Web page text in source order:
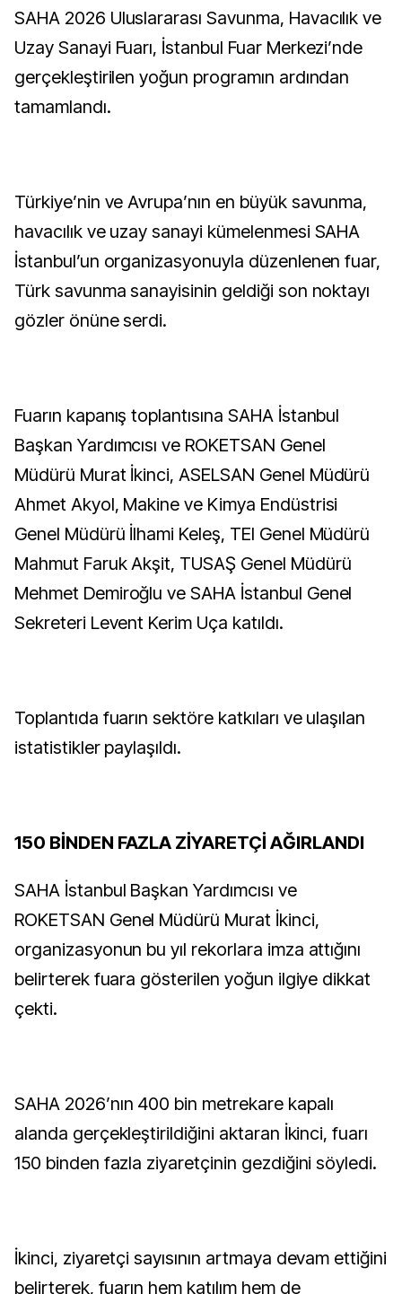
SAHA 2026 Uluslararası Savunma, Havacılık ve
Uzay Sanayi Fuarı, İstanbul Fuar Merkezi’nde
gerçekleştirilen yoğun programın ardından
tamamlandı.
Türkiye’nin ve Avrupa’nın en büyük savunma,
havacılık ve uzay sanayi kümelenmesi SAHA
İstanbul’un organizasyonuyla düzenlenen fuar,
Türk savunma sanayisinin geldiği son noktayı
gözler önüne serdi.
Fuarın kapanış toplantısına SAHA İstanbul
Başkan Yardımcısı ve ROKETSAN Genel
Müdürü Murat İkinci, ASELSAN Genel Müdürü
Ahmet Akyol, Makine ve Kimya Endüstrisi
Genel Müdürü İlhami Keleş, TEI Genel Müdürü
Mahmut Faruk Akşit, TUSAŞ Genel Müdürü
Mehmet Demiroğlu ve SAHA İstanbul Genel
Sekreteri Levent Kerim Uça katıldı.
Toplantıda fuarın sektöre katkıları ve ulaşılan
istatistikler paylaşıldı.
150 BİNDEN FAZLA ZİYARETÇİ AĞIRLANDI
SAHA İstanbul Başkan Yardımcısı ve
ROKETSAN Genel Müdürü Murat İkinci,
organizasyonun bu yıl rekorlara imza attığını
belirterek fuara gösterilen yoğun ilgiye dikkat
çekti.
SAHA 2026’nın 400 bin metrekare kapalı
alanda gerçekleştirildiğini aktaran İkinci, fuarı
150 binden fazla ziyaretçinin gezdiğini söyledi.
İkinci, ziyaretçi sayısının artmaya devam ettiğini
belirterek, fuarın hem katılım hem de